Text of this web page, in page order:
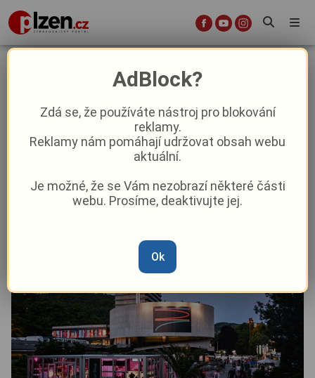
Na chvíli vypnout od festivalového
ruchu? Relax zóna Karlovarského
kraje nabídne odpočinek i
inspirativní program
David Černý–3. 7. 05:41
AdBlock?
Zdá se, že používáte nástroj pro blokování
reklamy.
Reklamy nám pomáhají udržovat obsah webu
aktuální.
Je možné, že se Vám nezobrazí některé části
webu. Prosíme, deaktivujte jej.
Ok